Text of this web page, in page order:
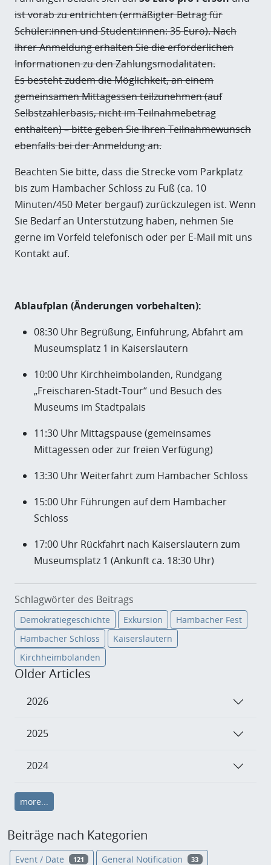
ist vorab zu entrichten (ermäßigter Betrag für
Schüler:innen und Student:innen: 35 Euro). Nach
Ihrer Anmeldung erhalten Sie die erforderlichen
Informationen zu den Zahlungsmodalitäten.
Es besteht zudem die Möglichkeit, an einem
gemeinsamen Mittagessen teilzunehmen (auf
Selbstzahlerbasis, nicht im Teilnahmebetrag
enthalten) – bitte geben Sie Ihren Teilnahmewunsch
ebenfalls bei der Anmeldung an.
Beachten Sie bitte, dass die Strecke vom Parkplatz
bis zum Hambacher Schloss zu Fuß (ca. 10
Minuten/450 Meter bergauf) zurückzulegen ist. Wenn
Sie Bedarf an Unterstützung haben, nehmen Sie
gerne im Vorfeld telefonisch oder per E-Mail mit uns
Kontakt auf.
Ablaufplan (Änderungen vorbehalten):
08:30 Uhr Begrüßung, Einführung, Abfahrt am
Museumsplatz 1 in Kaiserslautern
10:00 Uhr Kirchheimbolanden, Rundgang
„Freischaren-Stadt-Tour“ und Besuch des
Museums im Stadtpalais
11:30 Uhr Mittagspause (gemeinsames
Mittagessen oder zur freien Verfügung)
13:30 Uhr Weiterfahrt zum Hambacher Schloss
15:00 Uhr Führungen auf dem Hambacher
Schloss
17:00 Uhr Rückfahrt nach Kaiserslautern zum
Museumsplatz 1 (Ankunft ca. 18:30 Uhr)
Schlagwörter des Beitrags
Demokratiegeschichte Exkursion
Hambacher Fest
Hambacher Schloss
Kaiserslautern
Kirchheimbolanden
Older Articles
2026
2025
2024
more...
Beiträge nach Kategorien
Event / Date 121 General Notification 33